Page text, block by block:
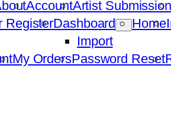
AccountArtist Submission
RegisterDashboard
Import
Home
My OrdersPassword Reset